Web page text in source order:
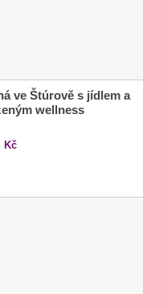
ve Štúrově s jídlem a
wellness
Kč